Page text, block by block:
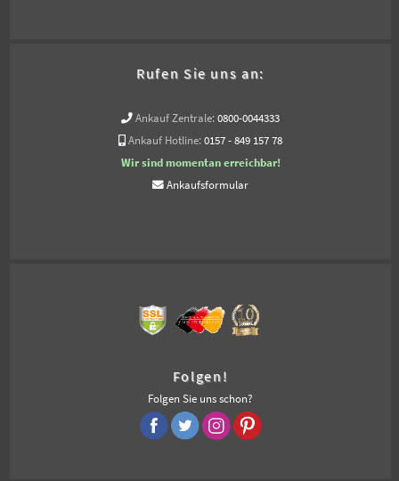
Rufen Sie uns an:
Ankauf Zentrale: 0800-0044333
Ankauf Hotline: 0157 - 849 157 78
Wir sind momentan erreichbar!
Ankaufsformular
Folgen!
Folgen Sie uns schon?